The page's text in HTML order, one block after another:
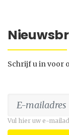
Schrijf u in voor
Vul hier uw e-